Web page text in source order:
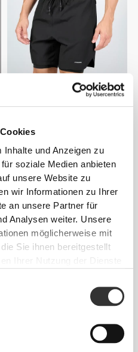
und Anzeigen zu
soziale Medien anbieten
unsere Website zu
wir Informationen zu Ihrer
an unsere Partner für
Analysen weiter. Unsere
möglicherweise mit
Sie ihnen bereitgestellt